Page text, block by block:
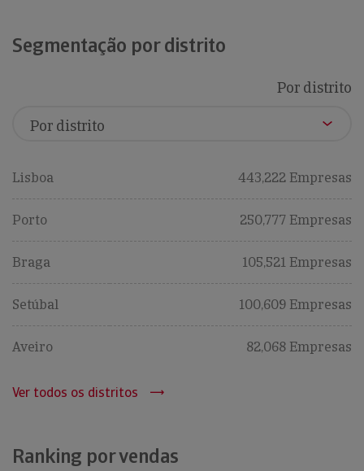
Segmentação por distrito
Por distrito
Lisboa 443,222 Empresas
Porto 250,777 Empresas
Braga 105,521 Empresas
Setúbal 100,609 Empresas
Aveiro 82,068 Empresas
Ver todos os distritos
Ranking por vendas